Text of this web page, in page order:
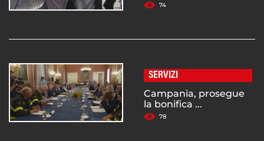
74
SERVIZI
Campania, prosegue
la bonifica ...
78